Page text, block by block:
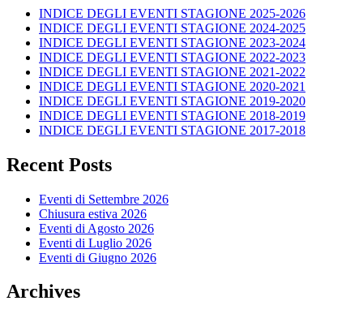
INDICE DEGLI EVENTI STAGIONE 2025-2026
INDICE DEGLI EVENTI STAGIONE 2024-2025
INDICE DEGLI EVENTI STAGIONE 2023-2024
INDICE DEGLI EVENTI STAGIONE 2022-2023
INDICE DEGLI EVENTI STAGIONE 2021-2022
INDICE DEGLI EVENTI STAGIONE 2020-2021
INDICE DEGLI EVENTI STAGIONE 2019-2020
INDICE DEGLI EVENTI STAGIONE 2018-2019
INDICE DEGLI EVENTI STAGIONE 2017-2018
Recent Posts
Eventi di Settembre 2026
Chiusura estiva 2026
Eventi di Agosto 2026
Eventi di Luglio 2026
Eventi di Giugno 2026
Archives